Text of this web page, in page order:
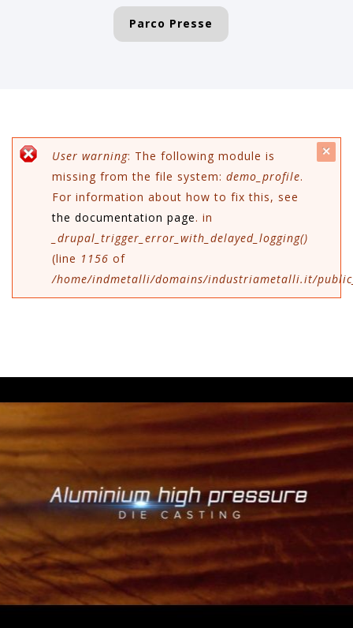
Parco Presse
Messaggio di errore
User warning: The following module is
missing from the file system: demo_profile.
For information about how to fix this, see
the documentation page. in
_drupal_trigger_error_with_delayed_logging()
(line 1156 of
/home/indmetalli/domains/industriametalli.it/